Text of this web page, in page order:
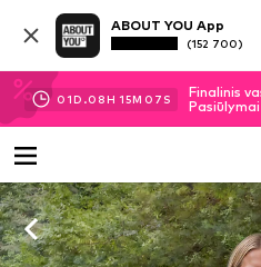
ABOUT YOU App
(152 700)
01D.08H 15M 06 S
Finalinis